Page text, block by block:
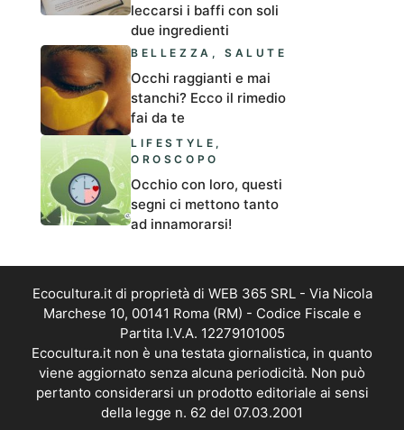
leccarsi i baffi con soli
due ingredienti
BELLEZZA ,SALUTE
Occhi raggianti e mai
stanchi? Ecco il rimedio
fai da te
LIFESTYLE ,
OROSCOPO
Occhio con loro, questi
segni ci mettono tanto
ad innamorarsi!
Ecocultura.it di proprietà di WEB 365 SRL - Via Nicola
Marchese 10, 00141 Roma (RM) - Codice Fiscale e
Partita I.V.A. 12279101005
Ecocultura.it non è una testata giornalistica, in quanto
viene aggiornato senza alcuna periodicità. Non può
pertanto considerarsi un prodotto editoriale ai sensi
della legge n. 62 del 07.03.2001